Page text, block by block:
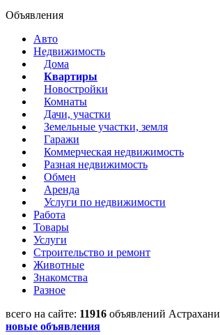
Объявления
Авто
Недвижимость
Дома
Квартиры
Новостройки
Комнаты
Дачи, участки
Земельные участки, земля
Гаражи
Коммерческая недвижимость
Разная недвижимость
Обмен
Аренда
Услуги по недвижимости
Работа
Товары
Услуги
Строительство и ремонт
Животные
Знакомства
Разное
всего на сайте: 11916 объявлений Астрахани
новые объявления